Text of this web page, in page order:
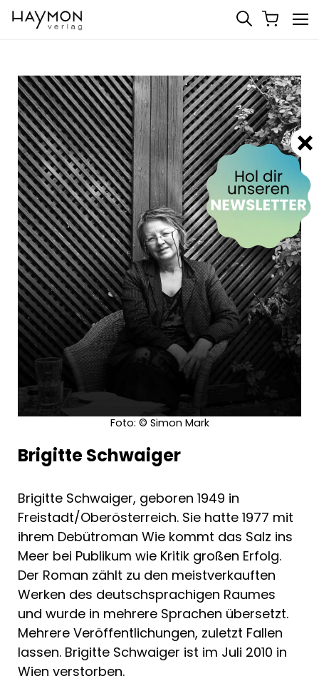
Foto: © Simon Mark
Brigitte Schwaiger
Brigitte Schwaiger, geboren 1949 in
Freistadt/Oberösterreich. Sie hatte 1977 mit
ihrem Debütroman Wie kommt das Salz ins
Meer bei Publikum wie Kritik großen Erfolg.
Der Roman zählt zu den meistverkauften
Werken des deutschsprachigen Raumes
und wurde in mehrere Sprachen übersetzt.
Mehrere Veröffentlichungen, zuletzt Fallen
lassen. Brigitte Schwaiger ist im Juli 2010 in
Wien verstorben.